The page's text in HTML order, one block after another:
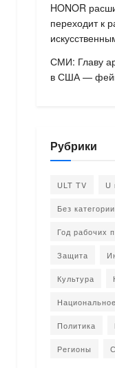
HONOR
переходит к
СМИ: Главу
в США —
Рубрики
ULT TV U
Без категории
Год рабочих
Защита
Культура
Политика
Регионы